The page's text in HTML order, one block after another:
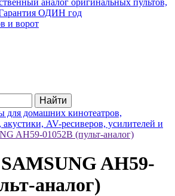
аналог оригинальных пультов,
ОДИН год
и ворот
Найти
для домашних кинотеатров,
AV-ресиверов, усилителей и
AH59-01052B (пульт-аналог)
AH59-
аналог)